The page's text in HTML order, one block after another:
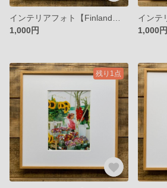
1,000円
1,000円
残り1点